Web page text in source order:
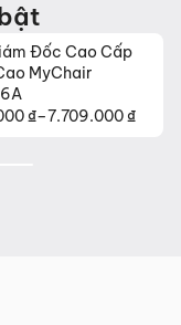
Đốc Cao Cấp
MyChair
₫–7.709.000₫
₫